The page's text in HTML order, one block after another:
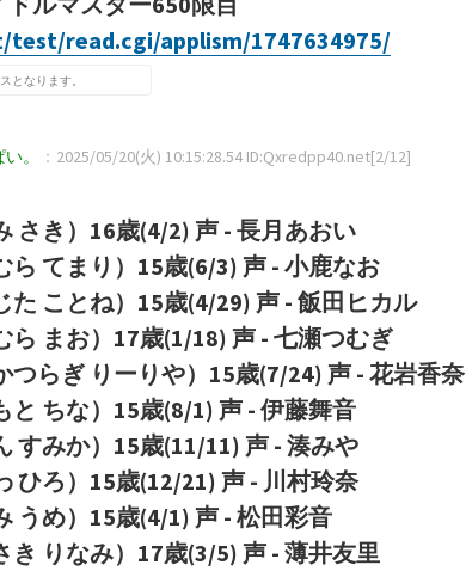
read.cgi/applism/1747634975/
となります。
。 ：2025/05/20(火) 10:15:28.54 ID:Qxredpp40.net[2/12]
さき）16歳(4/2) 声 - 長月あおい
ら てまり）15歳(6/3) 声 - 小鹿なお
た ことね）15歳(4/29) 声 - 飯田ヒカル
ら まお）17歳(1/18) 声 - 七瀬つむぎ
つらぎ りーりや）15歳(7/24) 声 - 花岩香奈
と ちな）15歳(8/1) 声 - 伊藤舞音
すみか）15歳(11/11) 声 - 湊みや
ひろ）15歳(12/21) 声 - 川村玲奈
うめ）15歳(4/1) 声 - 松田彩音
き りなみ）17歳(3/5) 声 - 薄井友里